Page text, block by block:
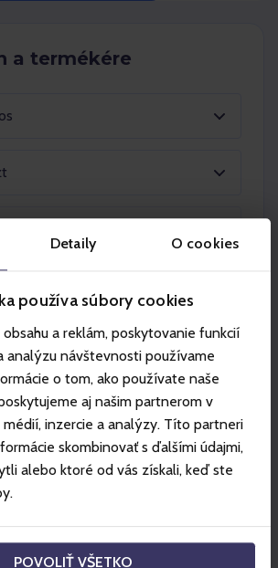
Detaily O cookies
používa súbory cookies
a reklám, poskytovanie funkcií
analýzu návštevnosti používame
o tom, ako používate naše
aj našim partnerom v
inzercie a analýzy. Títo partneri
skombinovať s ďalšími údajmi,
alebo ktoré od vás získali, keď ste
POVOLIŤ VŠETKO
a termékére
LÍSTOK
pre peších turistov na Chopok zo
južnej strany.
jazdu lanovkami v úseku: zo
Biela Púť - Priehyba - CHOPOK -
a rovnakou trasou späť; z južnej